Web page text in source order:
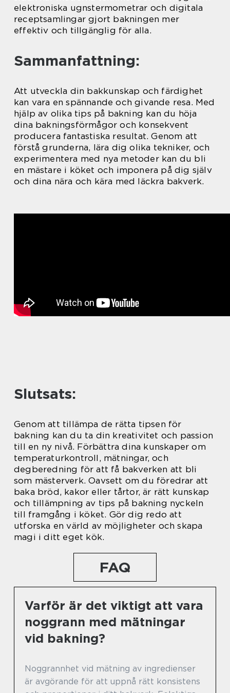
elektroniska ugnstermometrar och digitala
receptsamlingar gjort bakningen mer
effektiv och tillgänglig för alla.
Sammanfattning:
Att utveckla din bakkunskap och färdighet
kan vara en spännande och givande resa. Med
hjälp av olika tips på bakning kan du höja
dina bakningsförmågor och konsekvent
producera fantastiska resultat. Genom att
förstå grunderna, lära dig olika tekniker, och
experimentera med nya metoder kan du bli
en mästare i köket och imponera på dig själv
och dina nära och kära med läckra bakverk.
Slutsats:
Genom att tillämpa de rätta tipsen för
bakning kan du ta din kreativitet och passion
till en ny nivå. Förbättra dina kunskaper om
temperaturkontroll, mätningar, och
degberedning för att få bakverken att bli
som mästerverk. Oavsett om du föredrar att
baka bröd, kakor eller tårtor, är rätt kunskap
och tillämpning av tips på bakning nyckeln
till framgång i köket. Gör dig redo att
utforska en värld av möjligheter och skapa
magi i ditt eget kök.
FAQ
Varför är det viktigt att vara
noggrann med mätningar
vid bakning?
Noggrannhet vid mätning av ingredienser
är avgörande för att uppnå rätt konsistens